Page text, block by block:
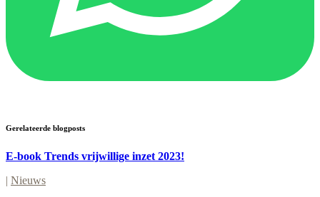
Gerelateerde blogposts
E-book Trends vrijwillige inzet 2023!
| Nieuws